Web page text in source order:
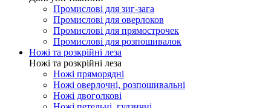
Промислові для зиг-зага
Промислові для оверлоков
Промислові для прямострочек
Промислові для розпошивалок
Ножі та розкрійні леза
Ножі та розкрійні леза
Ножі пряморядні
Ножі оверлочні, розпошивальні
Ножі двоголкові